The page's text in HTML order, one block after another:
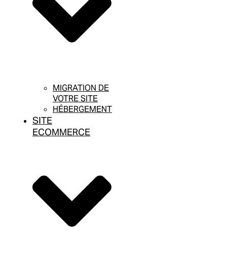
MIGRATION DE
VOTRE SITE
HÉBERGEMENT
SITE
ECOMMERCE